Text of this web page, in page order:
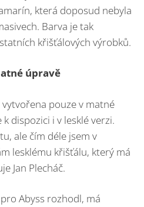
která doposud nebyla
Barva je tak
křišťálových výrobků.
úpravě
vytvořena pouze v matné
dispozici i v lesklé verzi.
ale čím déle jsem v
lesklému křišťálu, který má
Jan Plecháč.
Abyss rozhodl, má